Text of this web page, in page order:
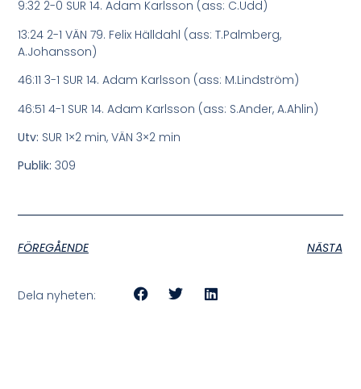
9:32 2-0 SUR 14. Adam Karlsson (ass: C.Udd)
13:24 2-1 VÄN 79. Felix Hälldahl (ass: T.Palmberg,
A.Johansson)
46:11 3-1 SUR 14. Adam Karlsson (ass: M.Lindström)
46:51 4-1 SUR 14. Adam Karlsson (ass: S.Ander, A.Ahlin)
Utv: SUR 1×2 min, VÄN 3×2 min
Publik: 309
FÖREGÅENDE NÄSTA
Dela nyheten: